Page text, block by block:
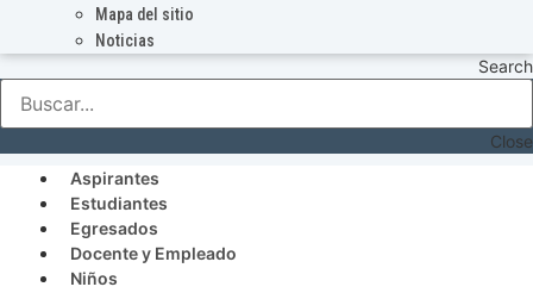
Mapa del sitio
Noticias
Search
Close
Aspirantes
Estudiantes
Egresados
Docente y Empleado
Niños